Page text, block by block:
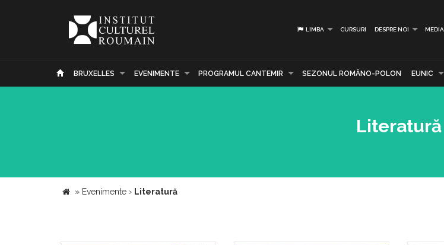
LIMBA CURSURI DESPRE NOI MEDIA
BRUXELLES EVENIMENTE PROGRAMUL CANTEMIR SEZONUL ROMÂNO-POLON EUNIC
Literatură
» Evenimente › Literatură